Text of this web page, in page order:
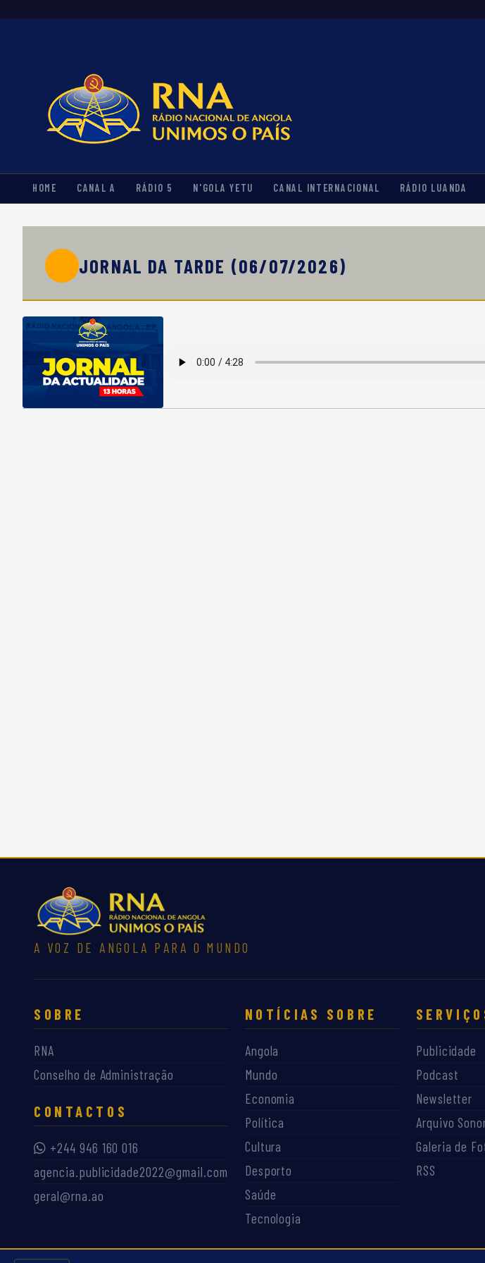
HOME CANAL A RÁDIO 5 N'GOLA YETU CANAL INTERNACIONAL RÁDIO LUANDA
JORNAL DA TARDE (06/07/2026)
A VOZ DE ANGOLA PARA O MUNDO
SOBRE
RNA
Conselho de Administração
CONTACTOS
+244 946 160 016
agencia.publicidade2022@gmail.com
geral@rna.ao
NOTÍCIAS SOBRE
Angola
Mundo
Economia
Política
Cultura
Desporto
Saúde
Tecnologia
Publicidade
Podcast
Newsletter
Arquivo
Galeria de
RSS